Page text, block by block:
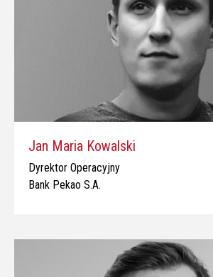
Jan Maria Kowalski
Dyrektor Operacyjny
Bank Pekao S.A.